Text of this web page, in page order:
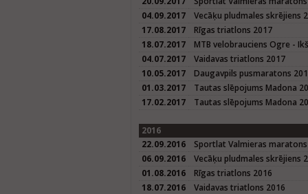
04.09.2017
Vecāķu pludmales skrējiens
17.08.2017
Rīgas triatlons 2017
18.07.2017
MTB velobrauciens Ogre -
04.07.2017
Vaidavas triatlons 2017
10.05.2017
Daugavpils pusmaratons
01.03.2017
Tautas slēpojums Madona
17.02.2017
Tautas slēpojums Madona
2016
22.09.2016
Sportlat Valmieras
06.09.2016
Vecāķu pludmales skrējiens
01.08.2016
Rīgas triatlons 2016
18.07.2016
Vaidavas triatlons 2016